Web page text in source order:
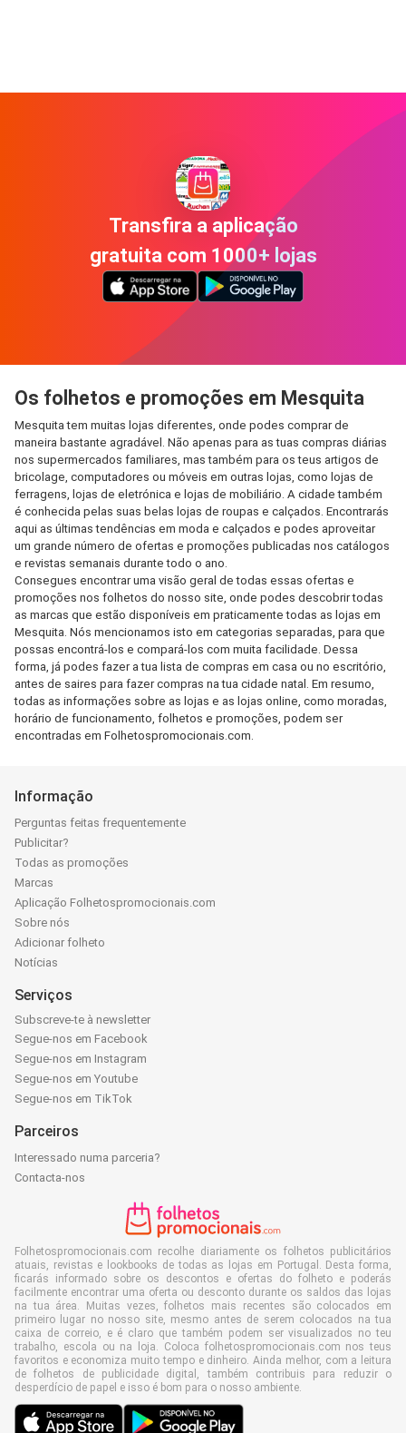
Transfira a aplicação
gratuita com 1000+ lojas
Os folhetos e promoções em Mesquita
Mesquita tem muitas lojas diferentes, onde podes comprar de
maneira bastante agradável. Não apenas para as tuas compras diárias
nos supermercados familiares, mas também para os teus artigos de
bricolage, computadores ou móveis em outras lojas, como lojas de
ferragens, lojas de eletrónica e lojas de mobiliário. A cidade também
é conhecida pelas suas belas lojas de roupas e calçados. Encontrarás
aqui as últimas tendências em moda e calçados e podes aproveitar
um grande número de ofertas e promoções publicadas nos catálogos
e revistas semanais durante todo o ano.
Consegues encontrar uma visão geral de todas essas ofertas e
promoções nos folhetos do nosso site, onde podes descobrir todas
as marcas que estão disponíveis em praticamente todas as lojas em
Mesquita. Nós mencionamos isto em categorias separadas, para que
possas encontrá-los e compará-los com muita facilidade. Dessa
forma, já podes fazer a tua lista de compras em casa ou no escritório,
antes de saires para fazer compras na tua cidade natal. Em resumo,
todas as informações sobre as lojas e as lojas online, como moradas,
horário de funcionamento, folhetos e promoções, podem ser
encontradas em Folhetospromocionais.com.
Informação
Perguntas feitas frequentemente
Publicitar?
Todas as promoções
Marcas
Aplicação Folhetospromocionais.com
Sobre nós
Adicionar folheto
Notícias
Serviços
Subscreve-te à newsletter
Segue-nos em Facebook
Segue-nos em Instagram
Segue-nos em Youtube
Segue-nos em TikTok
Parceiros
Interessado numa parceria?
Contacta-nos
Folhetospromocionais.com recolhe diariamente os folhetos publicitários
atuais, revistas e lookbooks de todas as lojas em Portugal. Desta forma,
ficarás informado sobre os descontos e ofertas do folheto e poderás
facilmente encontrar uma oferta ou desconto durante os saldos das lojas
na tua área. Muitas vezes, folhetos mais recentes são colocados em
primeiro lugar no nosso site, mesmo antes de serem colocados na tua
caixa de correio, e é claro que também podem ser visualizados no teu
trabalho, escola ou na loja. Coloca folhetospromocionais.com nos teus
favoritos e economiza muito tempo e dinheiro. Ainda melhor, com a leitura
de folhetos de publicidade digital, também contribuis para reduzir o
desperdício de papel e isso é bom para o nosso ambiente.